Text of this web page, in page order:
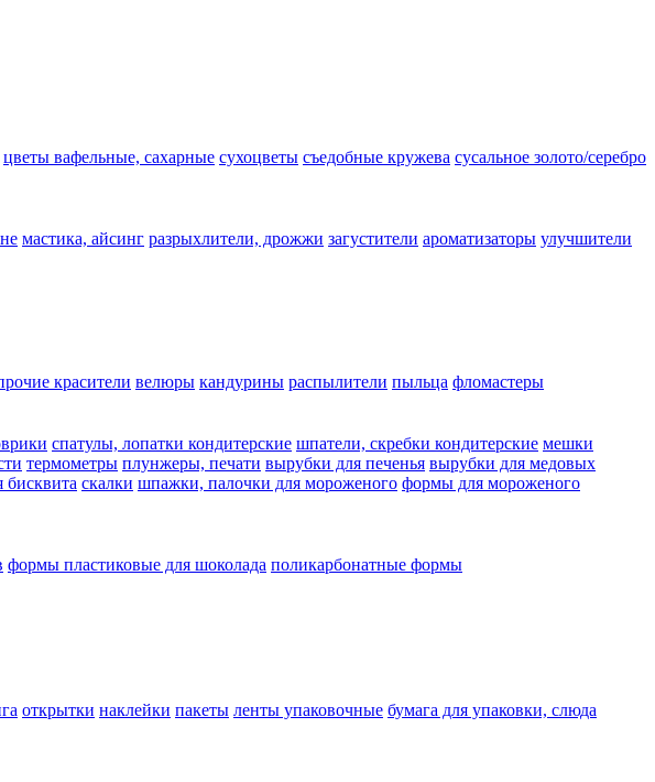
цветы вафельные, сахарные сухоцветы съедобные кружева сусальное золото/серебро
мастика, айсинг разрыхлители, дрожжи загустители ароматизаторы улучшители
красители велюры кандурины распылители пыльца фломастеры
cпатулы, лопатки кондитерские шпатели, скребки кондитерские мешки
термометры плунжеры, печати вырубки для печенья вырубки для медовых
бисквита скалки шпажки, палочки для мороженого формы для мороженого
формы пластиковые для шоколада поликарбонатные формы
открытки наклейки пакеты ленты упаковочные бумага для упаковки, слюда